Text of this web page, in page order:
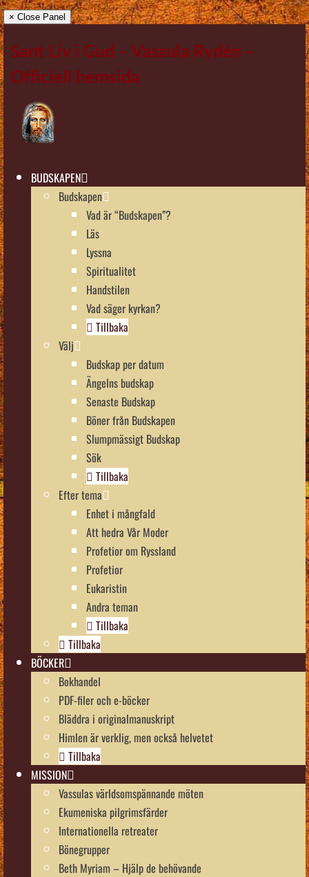
× Close Panel
Sant Liv i Gud – Vassula Rydén –
Officiell hemsida
BUDSKAPEN
Budskapen
Vad är “Budskapen”?
Läs
Lyssna
Spiritualitet
Handstilen
Vad säger kyrkan?
Tillbaka
Välj
Budskap per datum
Ängelns budskap
Senaste Budskap
Böner från Budskapen
Slumpmässigt Budskap
Sök
Tillbaka
Efter tema
Enhet i mångfald
Att hedra Vår Moder
Profetior om Ryssland
Profetior
Eukaristin
Andra teman
Tillbaka
Tillbaka
BÖCKER
Bokhandel
PDF-filer och e-böcker
Bläddra i originalmanuskript
Himlen är verklig, men också helvetet
Tillbaka
MISSION
Vassulas världsomspännande möten
Ekumeniska pilgrimsfärder
Internationella retreater
Bönegrupper
Beth Myriam – Hjälp de behövande